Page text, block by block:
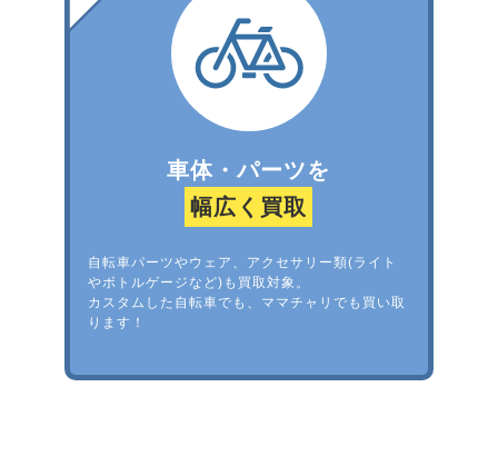
車体・パーツを
幅広く買取
自転車パーツやウェア、アクセサリー類(ライト
やボトルゲージなど)も買取対象。
カスタムした自転車でも、ママチャリでも買い取
ります！